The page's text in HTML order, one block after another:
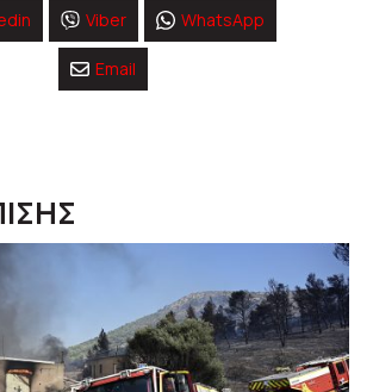
Viber WhatsApp
Email